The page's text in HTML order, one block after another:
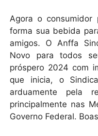
Agora o consumidor
forma sua bebida
amigos. O Anffa
Novo para todos
próspero 2024 com
que inicia, o
arduamente pela
principalmente nas
Governo Federal.